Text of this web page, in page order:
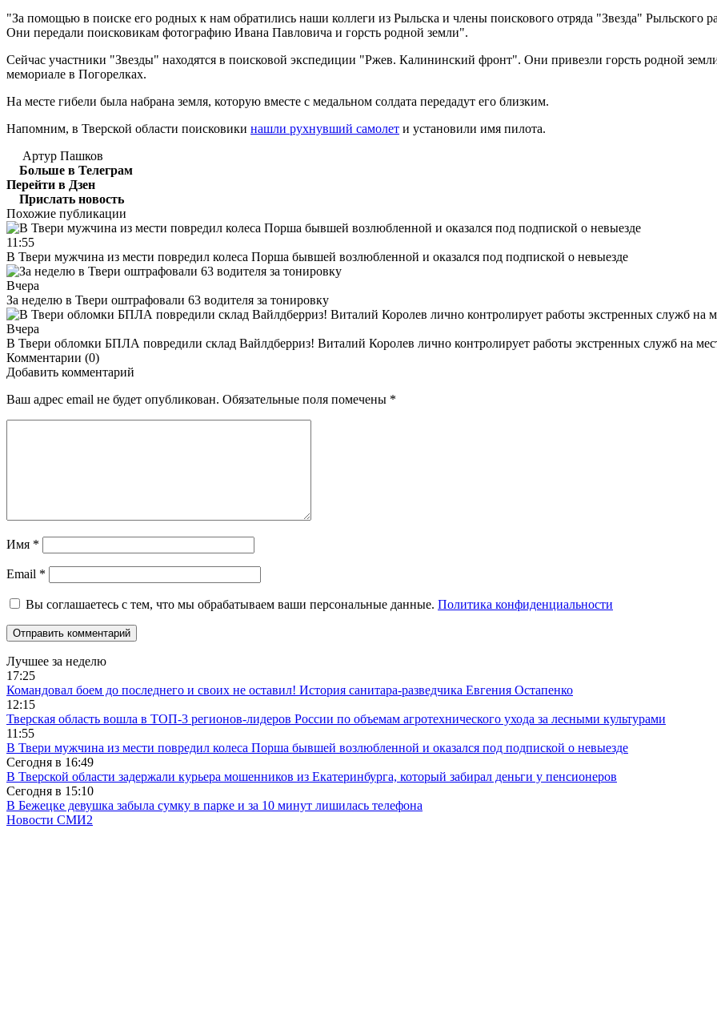
"За помощью в поиске его родных к нам обратились наши коллеги из Рыльска и члены поискового отряда "Звезда"
Они передали поисковикам фотографию Ивана Павловича и горсть родной земли".
Сейчас участники "Звезды" находятся в поисковой экспедиции "Ржев. Калининский фронт". Они привезли горсть родной
мемориале в Погорелках.
На месте гибели была набрана земля, которую вместе с медальном солдата передадут его близким.
Напомним, в Тверской области поисковики нашли рухнувший самолет и установили имя пилота.
Артур Пашков
Больше в Телеграм
Перейти в Дзен
Прислать новость
Похожие публикации
11:55
В Твери мужчина из мести повредил колеса Порша бывшей возлюбленной и оказался под подпиской о невыезде
Вчера
За неделю в Твери оштрафовали 63 водителя за тонировку
Вчера
В Твери обломки БПЛА повредили склад Вайлдберриз! Виталий Королев лично контролирует работы экстренных служб на
Комментарии (0)
Добавить комментарий
Ваш адрес email не будет опубликован. Обязательные поля помечены *
Имя *
Email *
Вы соглашаетесь с тем, что мы обрабатываем ваши персональные данные. Политика конфиденциальности
Лучшее за неделю
17:25
Командовал боем до последнего и своих не оставил! История санитара-разведчика Евгения Остапенко
12:15
Тверская область вошла в ТОП-3 регионов-лидеров России по объемам агротехнического ухода за лесными культурами
11:55
В Твери мужчина из мести повредил колеса Порша бывшей возлюбленной и оказался под подпиской о невыезде
Сегодня в 16:49
В Тверской области задержали курьера мошенников из Екатеринбурга, который забирал деньги у пенсионеров
Сегодня в 15:10
В Бежецке девушка забыла сумку в парке и за 10 минут лишилась телефона
Новости СМИ2